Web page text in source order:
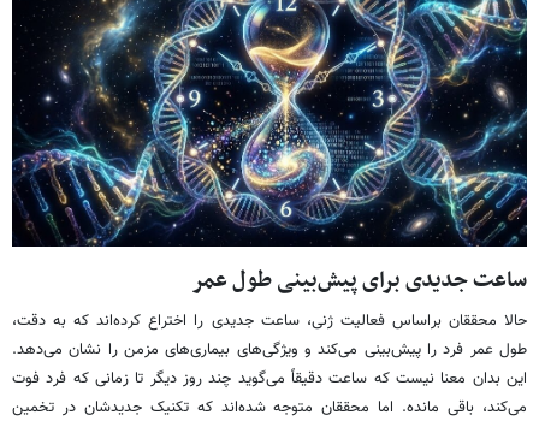
ساعت جدیدی برای پیش‌بینی طول عمر
حالا محققان براساس فعالیت ژنی، ساعت جدیدی را اختراع کرده‌اند که به دقت،
طول عمر فرد را پیش‌بینی می‌کند و ویژگی‌های بیماری‌های مزمن را نشان می‌دهد.
این بدان معنا نیست که ساعت دقیقاً می‌گوید چند روز دیگر تا زمانی که فرد فوت
می‌کند، باقی مانده. اما محققان متوجه شده‌اند که تکنیک جدیدشان در تخمین